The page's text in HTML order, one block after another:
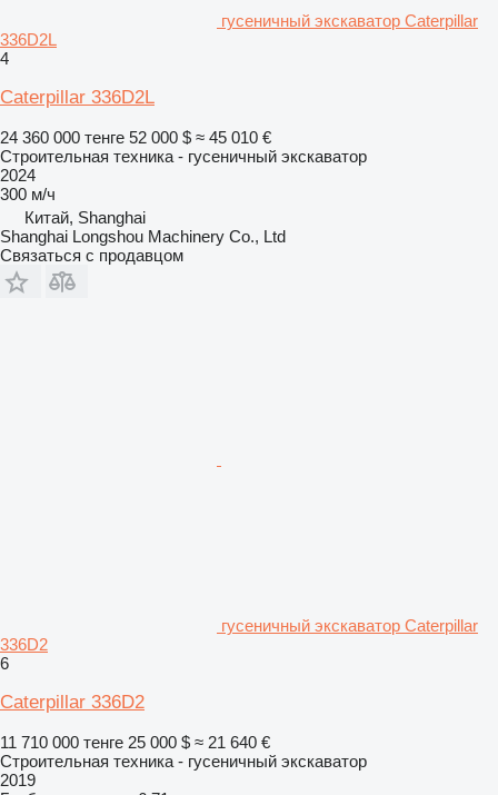
гусеничный экскаватор Caterpillar
336D2L
4
Caterpillar 336D2L
24 360 000 тенге 52 000 $ ≈ 45 010 €
Строительная техника - гусеничный экскаватор
2024
300 м/ч
Китай, Shanghai
Shanghai Longshou Machinery Co., Ltd
Связаться с продавцом
гусеничный экскаватор Caterpillar
336D2
6
Caterpillar 336D2
11 710 000 тенге 25 000 $ ≈ 21 640 €
Строительная техника - гусеничный экскаватор
2019